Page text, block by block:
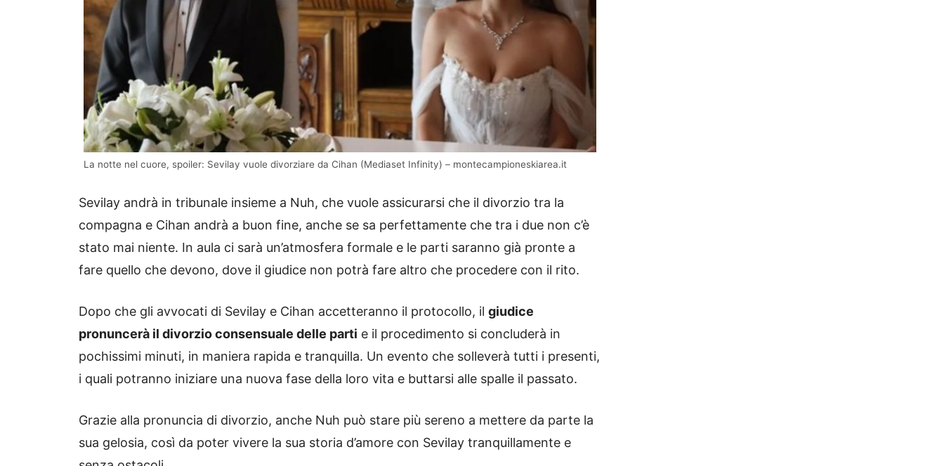
La notte nel cuore, spoiler: Sevilay vuole divorziare da Cihan (Mediaset Infinity) – montecampioneskiarea.it
Sevilay andrà in tribunale insieme a Nuh, che vuole assicurarsi che il divorzio tra la
compagna e Cihan andrà a buon fine, anche se sa perfettamente che tra i due non c’è
stato mai niente. In aula ci sarà un’atmosfera formale e le parti saranno già pronte a
fare quello che devono, dove il giudice non potrà fare altro che procedere con il rito.
Dopo che gli avvocati di Sevilay e Cihan accetteranno il protocollo, il giudice
pronuncerà il divorzio consensuale delle parti e il procedimento si concluderà in
pochissimi minuti, in maniera rapida e tranquilla. Un evento che solleverà tutti i presenti,
i quali potranno iniziare una nuova fase della loro vita e buttarsi alle spalle il passato.
Grazie alla pronuncia di divorzio, anche Nuh può stare più sereno a mettere da parte la
sua gelosia, così da poter vivere la sua storia d’amore con Sevilay tranquillamente e